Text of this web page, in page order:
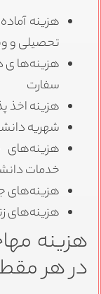
هزینه
تحصیلی و ویزا
هزینه‌های
سفارت
هزینه اخذ
شهریه
هزینه‌های
خدمات
هزینه‌های
هزینه‌های
هر مقطع